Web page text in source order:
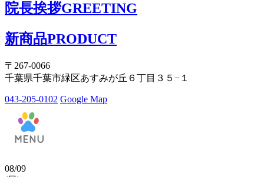
院長挨拶GREETING
新商品PRODUCT
〒267-0066
千葉県千葉市緑区あすみが丘６丁目３５−１
043-205-0102 Google Map
08/09